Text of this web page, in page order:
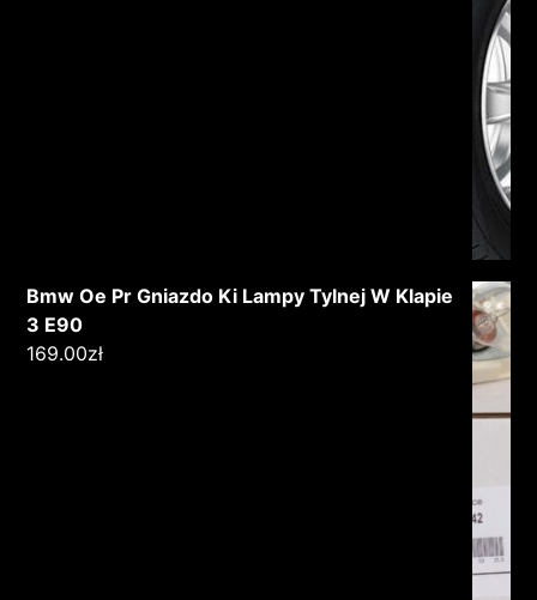
Bmw Oe Pr Gniazdo Ki Lampy Tylnej W Klapie
3 E90
169.00zł